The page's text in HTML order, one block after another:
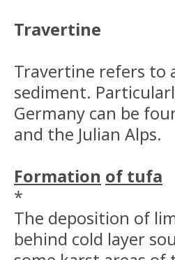
Travertine
Travertine refers to
sediment.
Germany can be
and the Julian Alps.
Formation of tufa
*
The deposition of
behind cold layer